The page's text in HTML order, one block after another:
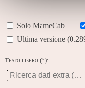
Solo MameCab
Ultima versione
Testo libero (*):